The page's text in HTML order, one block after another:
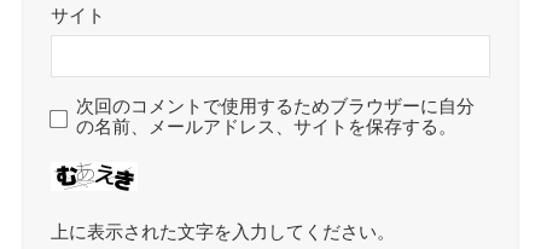
サイト
次回のコメントで使用するためブラウザーに自分
の名前、メールアドレス、サイトを保存する。
上に表示された文字を入力してください。